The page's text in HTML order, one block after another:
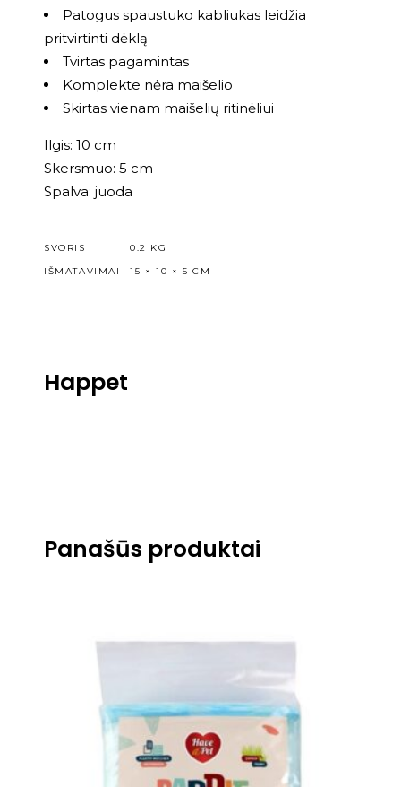
Patogus spaustuko kabliukas leidžia
pritvirtinti dėklą
Tvirtas pagamintas
Komplekte nėra maišelio
Skirtas vienam maišelių ritinėliui
Ilgis: 10 cm
Skersmuo: 5 cm
Spalva: juoda
SVORIS
0.2 KG
IŠMATAVIMAI
15 × 10 × 5 CM
Happet
Panašūs produktai